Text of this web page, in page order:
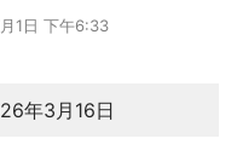
1日 下午6:33
年3月16日